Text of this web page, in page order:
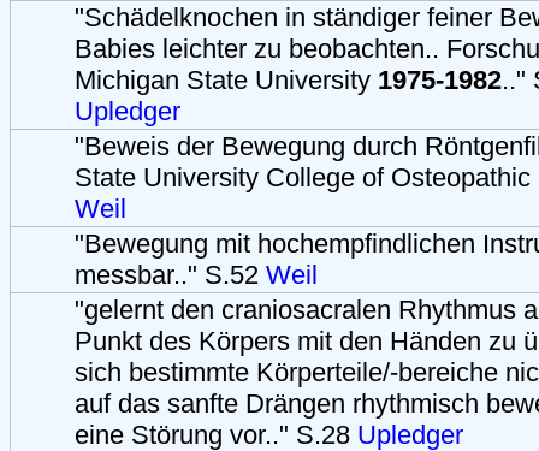
"Schädelknochen in ständiger feiner
Babies leichter zu beobachten..
Michigan State University 1975-1982.."
Upledger
"Beweis der Bewegung durch
State University College of
Weil
"Bewegung mit hochempfindlichen
messbar.." S.52 Weil
"gelernt den craniosacralen Rhythmus
Punkt des Körpers mit den Händen zu
sich bestimmte Körperteile/-bereiche
auf das sanfte Drängen rhythmisch
eine Störung vor.." S.28 Upledger